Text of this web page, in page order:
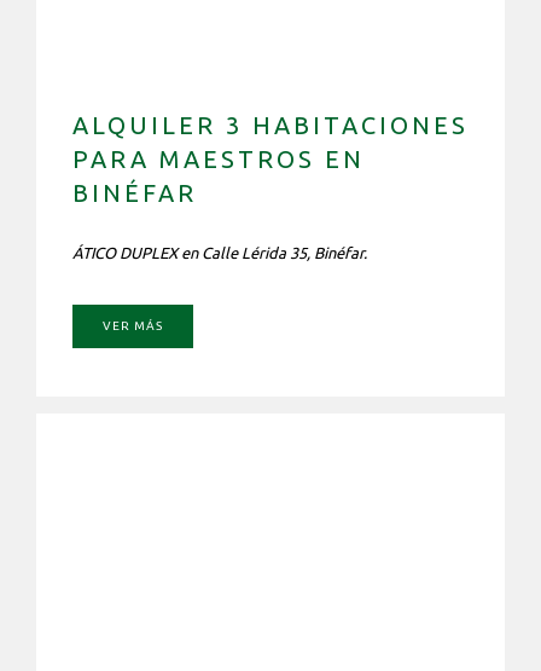
ALQUILER 3 HABITACIONES
PARA MAESTROS EN
BINÉFAR
ÁTICO DUPLEX en Calle Lérida 35, Binéfar.
VER MÁS